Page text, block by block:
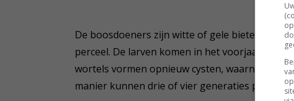
De boosdoeners zijn witte of gele
perceel. De larven komen in het voorjaar uit de
wortels vormen opnieuw cysten, waarna deze
manier kunnen drie of vier generaties per jaar